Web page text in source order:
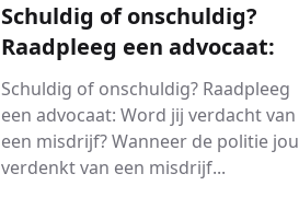
Schuldig of onschuldig?
Raadpleeg een advocaat:
Schuldig of onschuldig? Raadpleeg
een advocaat: Word jij verdacht van
een misdrijf? Wanneer de politie jou
verdenkt van een misdrijf...